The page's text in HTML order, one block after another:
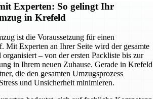
Experten: So gelingt Ihr
in Krefeld
ist die Voraussetzung für einen
Mit Experten an Ihrer Seite wird der gesamte
organisiert – von der ersten Packliste bis zur
in Ihrem neuen Zuhause. Gerade in Krefeld
die den gesamten Umzugsprozess
und Unsicherheit minimieren.